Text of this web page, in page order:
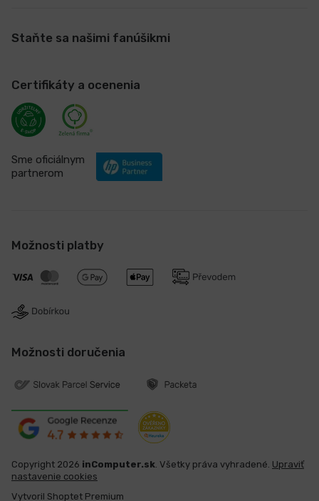
Staňte sa našimi fanúšikmi
Certifikáty a ocenenia
Sme oficiálnym
partnerom
Možnosti platby
Možnosti doručenia
Vytvoril Shoptet Premium
Copyright 2026 inComputer.sk . Všetky práva vyhradené. Upraviť
nastavenie cookies